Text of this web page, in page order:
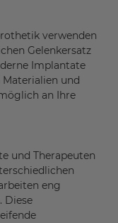
verwenden
Gelenkersatz
Implantate
und
an Ihre
und Therapeuten
eng
Diese